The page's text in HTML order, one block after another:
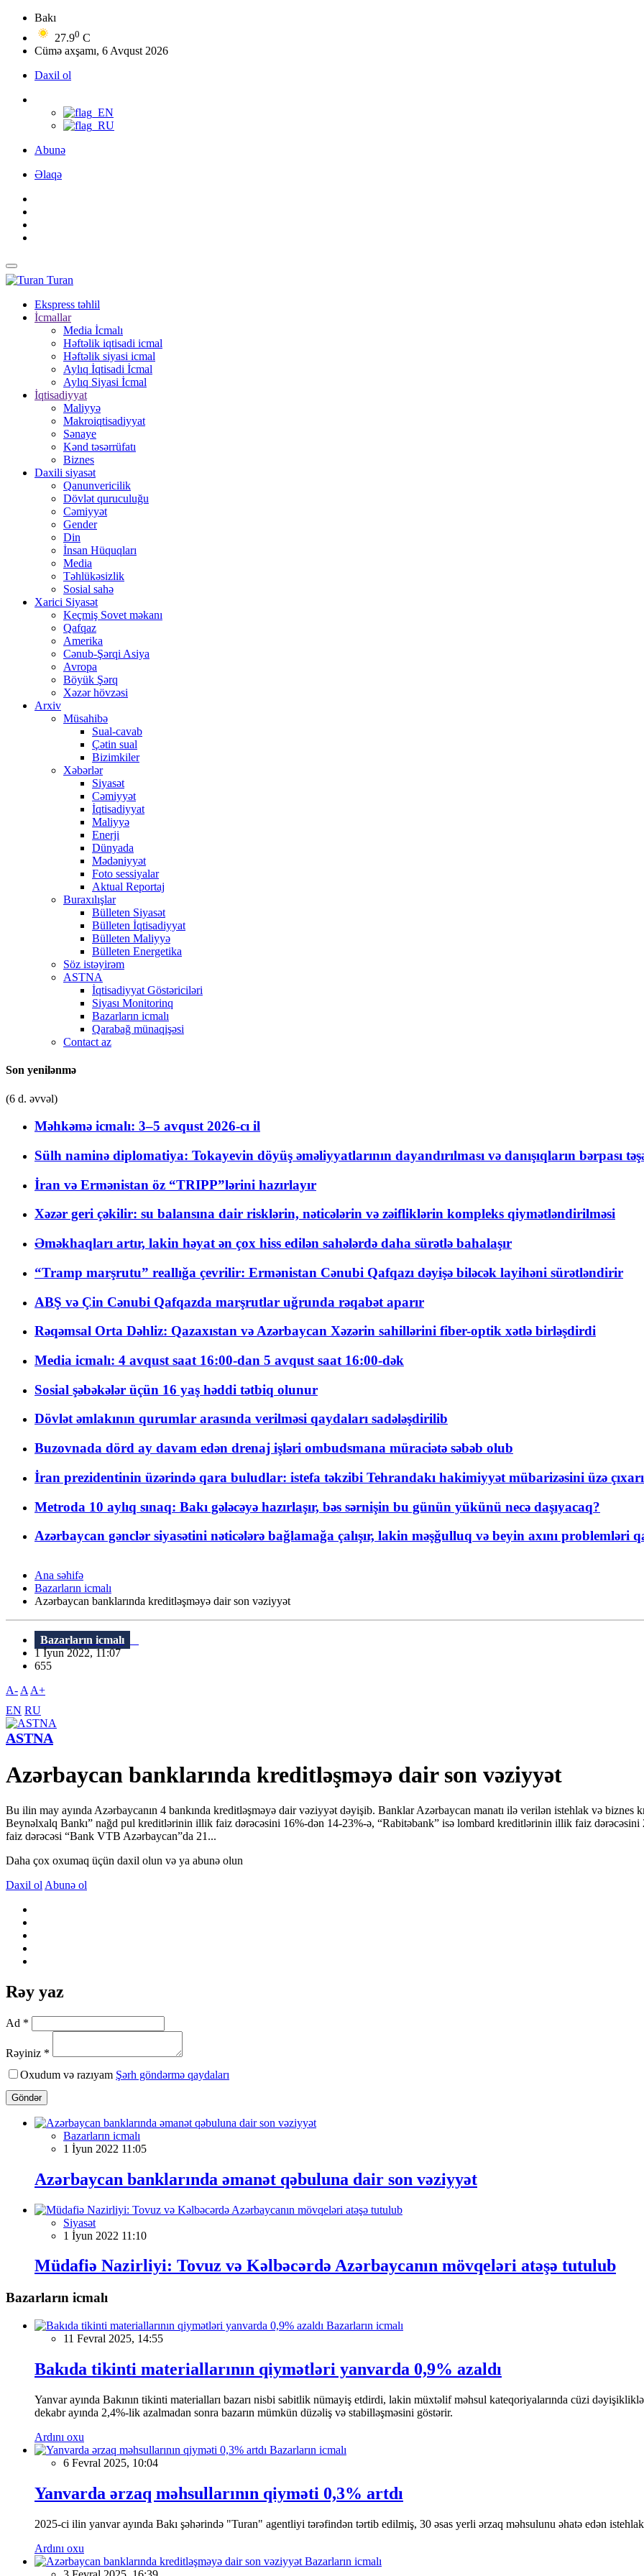
Bakı
27.90 C
Cümə axşamı, 6 Avqust 2026
Daxil ol
Abunə
Əlaqə
Turan
Ekspress təhlil
İcmallar
Media İcmalı
Həftəlik iqtisadi icmal
Həftəlik siyasi icmal
Aylıq İqtisadi İcmal
Aylıq Siyasi İcmal
İqtisadiyyat
Maliyyə
Makroiqtisadiyyat
Sənaye
Kənd təsərrüfatı
Biznes
Daxili siyasət
Qanunvericilik
Dövlət quruculuğu
Cəmiyyət
Gender
Din
İnsan Hüquqları
Media
Təhlükəsizlik
Sosial sahə
Xarici Siyasət
Keçmiş Sovet məkanı
Qafqaz
Amerika
Cənub-Şərqi Asiya
Avropa
Böyük Şərq
Xəzər hövzəsi
Arxiv
Müsahibə
Sual-cavab
Çətin sual
Bizimkiler
Xəbərlər
Siyasət
Cəmiyyət
İqtisadiyyat
Maliyyə
Enerji
Dünyada
Mədəniyyət
Foto sessiyalar
Aktual Reportaj
Buraxılışlar
Bülleten Siyasət
Bülleten İqtisadiyyat
Bülleten Maliyyə
Bülleten Energetika
Söz istəyirəm
ASTNA
İqtisadiyyat Göstəriciləri
Siyası Monitorinq
Bazarların icmalı
Qarabağ münaqişəsi
Contact az
Son yenilənmə
(6 d. əvvəl)
Məhkəmə icmalı: 3–5 avqust 2026-cı il
Sülh naminə diplomatiya: Tokayevin döyüş əməliyyatlarının dayandırılması və danışıqların bərpası
İran və Ermənistan öz “TRIPP”lərini hazırlayır
Xəzər geri çəkilir: su balansına dair risklərin, nəticələrin və zəifliklərin kompleks qiymətləndirilməsi
Əməkhaqları artır, lakin həyat ən çox hiss edilən sahələrdə daha sürətlə bahalaşır
“Tramp marşrutu” reallığa çevrilir: Ermənistan Cənubi Qafqazı dəyişə biləcək layihəni sürətləndirir
ABŞ və Çin Cənubi Qafqazda marşrutlar uğrunda rəqabət aparır
Rəqəmsal Orta Dəhliz: Qazaxıstan və Azərbaycan Xəzərin sahillərini fiber-optik xətlə birləşdirdi
Media icmalı: 4 avqust saat 16:00-dan 5 avqust saat 16:00-dək
Sosial şəbəkələr üçün 16 yaş həddi tətbiq olunur
Dövlət əmlakının qurumlar arasında verilməsi qaydaları sadələşdirilib
Buzovnada dörd ay davam edən drenaj işləri ombudsmana müraciətə səbəb olub
İran prezidentinin üzərində qara buludlar: istefa təkzibi Tehrandakı hakimiyyət mübarizəsini üzə
Metroda 10 aylıq sınaq: Bakı gələcəyə hazırlaşır, bəs sərnişin bu günün yükünü necə daşıyacaq?
Azərbaycan gənclər siyasətini nəticələrə bağlamağa çalışır, lakin məşğulluq və beyin axını problemləri
Ana səhifə
Bazarların icmalı
Azərbaycan banklarında kreditləşməyə dair son vəziyyət
Bazarların icmalı
1 İyun 2022, 11:07
655
A- A A+
EN RU
ASTNA
Azərbaycan banklarında kreditləşməyə dair son vəziyyət
Bu ilin may ayında Azərbaycanın 4 bankında kreditləşməyə dair vəziyyət dəyişib. Banklar Azərbaycan manatı ilə verilən istehlak və
Beynəlxalq Bankı” nağd pul kreditlərinin illik faiz dərəcəsini 16%-dən 14-23%-ə, “Rabitəbank” isə lombard kreditlərinin illik faiz
faiz dərəcəsi “Bank VTB Azərbaycan”da 21...
Daha çox oxumaq üçün daxil olun və ya abunə olun
Daxil ol Abunə ol
Rəy yaz
Ad *
Rəyiniz *
Oxudum və razıyam Şərh göndərmə qaydaları
Göndər
Bazarların icmalı
1 İyun 2022 11:05
Azərbaycan banklarında əmanət qəbuluna dair son vəziyyət
Siyasət
1 İyun 2022 11:10
Müdafiə Nazirliyi: Tovuz və Kəlbəcərdə Azərbaycanın mövqeləri atəşə tutulub
Bazarların icmalı
Bazarların icmalı
11 Fevral 2025, 14:55
Bakıda tikinti materiallarının qiymətləri yanvarda 0,9% azaldı
Yanvar ayında Bakının tikinti materialları bazarı nisbi sabitlik nümayiş etdirdi, lakin müxtəlif məhsul kateqoriyalarında cüzi
dekabr ayında 2,4%-lik azalmadan sonra bazarın mümkün düzəliş və stabilləşməsini göstərir.
Ardını oxu
Bazarların icmalı
6 Fevral 2025, 10:04
Yanvarda ərzaq məhsullarının qiyməti 0,3% artdı
2025-ci ilin yanvar ayında Bakı şəhərində "Turan" agentliyi tərəfindən tərtib edilmiş, 30 əsas yerli ərzaq məhsulunu əhatə edən
Ardını oxu
Bazarların icmalı